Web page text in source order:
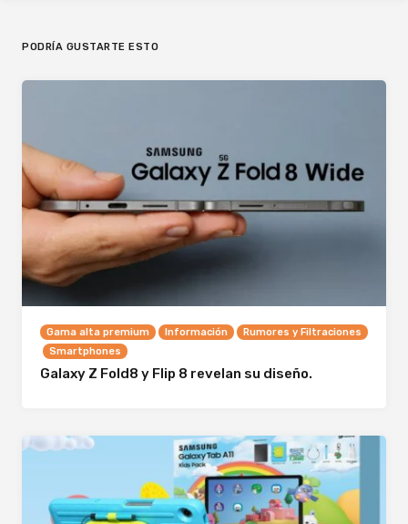
PODRÍA GUSTARTE ESTO
Gama alta premium Información
Rumores y Filtraciones
Smartphones
Galaxy Z Fold8 y Flip 8 revelan su diseño.